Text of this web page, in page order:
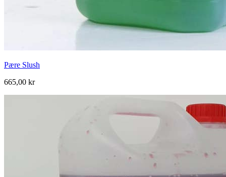
Pære Slush
665,00 kr